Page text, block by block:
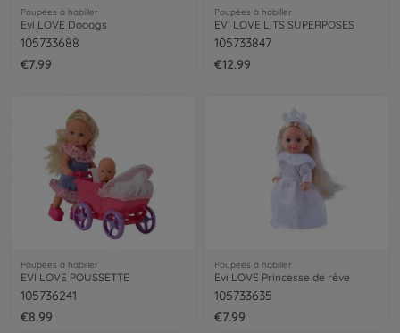
Poupées à habiller
Evi LOVE Dooogs
105733688
€7.99
Poupées à habiller
EVI LOVE LITS SUPERPOSES
105733847
€12.99
Poupées à habiller
EVI LOVE POUSSETTE
105736241
€8.99
Poupées à habiller
Evi LOVE Princesse de rêve
105733635
€7.99